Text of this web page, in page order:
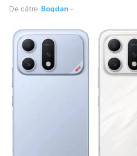
De către Bogdan -